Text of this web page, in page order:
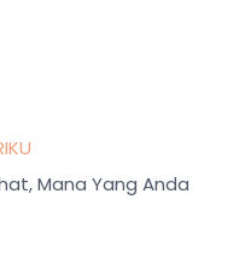
Mana Yang Anda